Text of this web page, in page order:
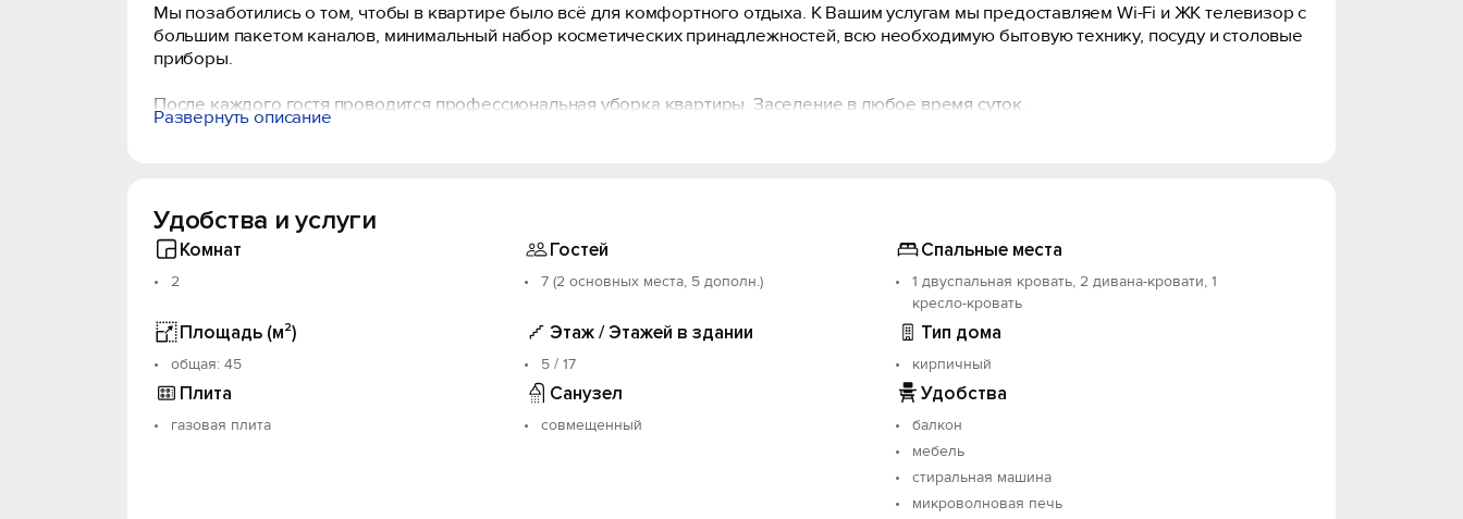
Мы позаботились о том, чтобы в квартире было всё для комфортного отдыха. К Вашим услугам мы предоставляем Wi-Fi и ЖК телевизор с
большим пакетом каналов, минимальный набор косметических принадлежностей, всю необходимую бытовую технику, посуду и столовые
приборы.
После каждого гостя проводится профессиональная уборка квартиры. Заселение в любое время суток.
Заезд после 15.00, выезд до 12.00. Ранний заезд или поздний выезд обговаривается предварительно перед заселением (оплачивается
Обязательный залог в размере 1000 руб., который возвращается в день выезда, при условии, что в квартире не курили и имуществу не
нанесён ущерб.
При заселении иметь при себе паспорт (это необходимо для того, чтобы проконтролировать сохранность имущества в квартире. Запрос
регламентируется правилами оказания услуг в целях общественной безопасности.
Будем рады Вас видеть!
Развернуть описание
Удобства и услуги
Комнат
2
Гостей
7 (2 основных места, 5 дополн.)
Спальные места
1 двуспальная кровать, 2 дивана-кровати, 1
кресло-кровать
Площадь (м²)
oбщая: 45
Этаж / Этажей в здании
5 / 17
Тип дома
кирпичный
Плита
газовая плита
Санузел
совмещенный
Удобства
балкон
мебель
стиральная машина
микроволновая печь